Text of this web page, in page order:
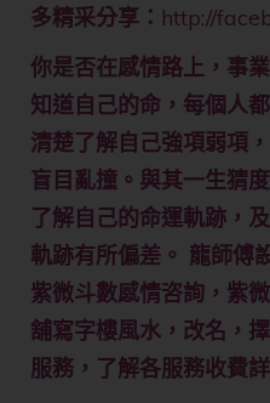
多精采分享： http://
你是否在感情路上，事
知道自己的命，每個人
清楚了解自己強項弱項
盲目亂撞。與其一生猜
了解自己的命運軌跡，
軌跡有所偏差。 龍師傅
紫微斗數感情咨詢，紫
舖寫字樓風水，改名，
服務，了解各服務收費詳